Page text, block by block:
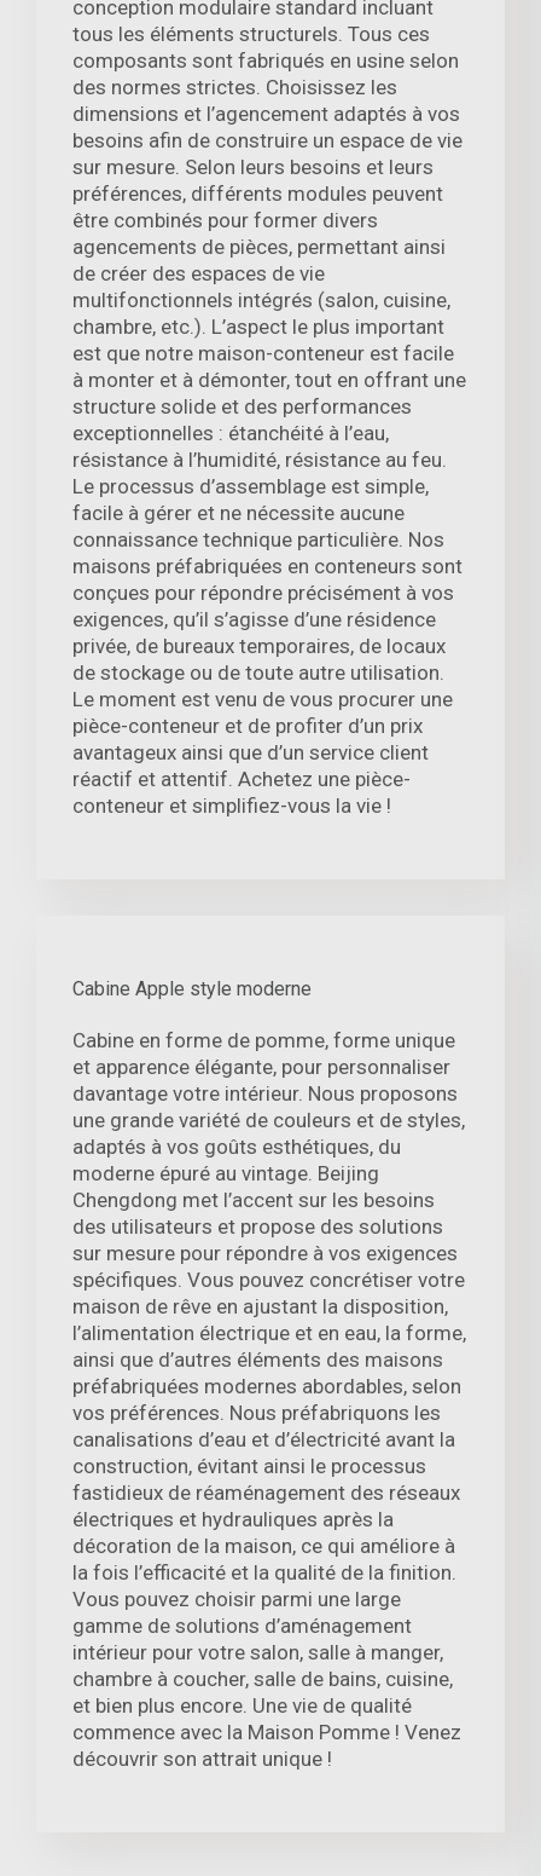
conception modulaire standard incluant
tous les éléments structurels. Tous ces
composants sont fabriqués en usine selon
des normes strictes. Choisissez les
dimensions et l’agencement adaptés à vos
besoins afin de construire un espace de vie
sur mesure. Selon leurs besoins et leurs
préférences, différents modules peuvent
être combinés pour former divers
agencements de pièces, permettant ainsi
de créer des espaces de vie
multifonctionnels intégrés (salon, cuisine,
chambre, etc.). L’aspect le plus important
est que notre maison-conteneur est facile
à monter et à démonter, tout en offrant une
structure solide et des performances
exceptionnelles : étanchéité à l’eau,
résistance à l’humidité, résistance au feu.
Le processus d’assemblage est simple,
facile à gérer et ne nécessite aucune
connaissance technique particulière. Nos
maisons préfabriquées en conteneurs sont
conçues pour répondre précisément à vos
exigences, qu’il s’agisse d’une résidence
privée, de bureaux temporaires, de locaux
de stockage ou de toute autre utilisation.
Le moment est venu de vous procurer une
pièce-conteneur et de profiter d’un prix
avantageux ainsi que d’un service client
réactif et attentif. Achetez une pièce-
conteneur et simplifiez-vous la vie !
Cabine Apple style moderne
Cabine en forme de pomme, forme unique
et apparence élégante, pour personnaliser
davantage votre intérieur. Nous proposons
une grande variété de couleurs et de styles,
adaptés à vos goûts esthétiques, du
moderne épuré au vintage. Beijing
Chengdong met l’accent sur les besoins
des utilisateurs et propose des solutions
sur mesure pour répondre à vos exigences
spécifiques. Vous pouvez concrétiser votre
maison de rêve en ajustant la disposition,
l’alimentation électrique et en eau, la forme,
ainsi que d’autres éléments des maisons
préfabriquées modernes abordables, selon
vos préférences. Nous préfabriquons les
canalisations d’eau et d’électricité avant la
construction, évitant ainsi le processus
fastidieux de réaménagement des réseaux
électriques et hydrauliques après la
décoration de la maison, ce qui améliore à
la fois l’efficacité et la qualité de la finition.
Vous pouvez choisir parmi une large
gamme de solutions d’aménagement
intérieur pour votre salon, salle à manger,
chambre à coucher, salle de bains, cuisine,
et bien plus encore. Une vie de qualité
commence avec la Maison Pomme ! Venez
découvrir son attrait unique !